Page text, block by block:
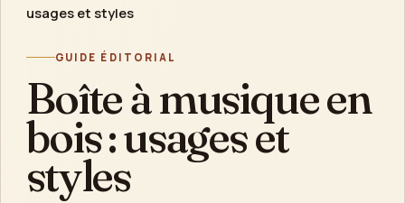
usages et styles
GUIDE ÉDITORIAL
Boîte à musique en
bois : usages et
styles